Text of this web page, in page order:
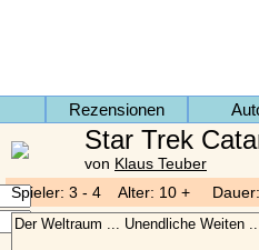
Rezensionen
Star Trek
von Klaus Teuber
Spieler: 3 - 4 Alter: 10 + Dauer: